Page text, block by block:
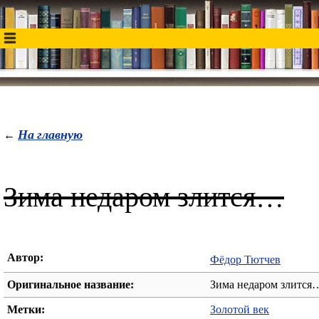
← На главную
Зима недаром злится…
Автор: Фёдор Тютчев
Оригинальное название: Зима недаром
Метки: Золотой век